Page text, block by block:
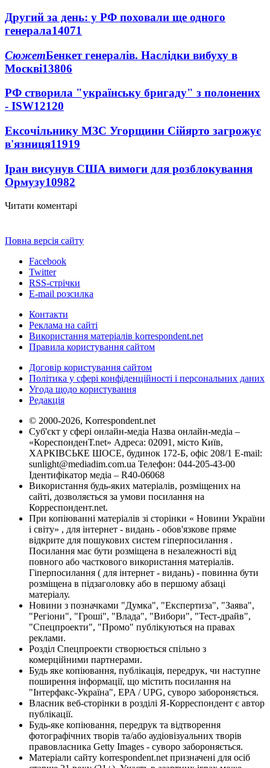
Другий за день: у РФ поховали ще одного
генерала14071
СюжетБенкет генералів. Наслідки вибуху в
Москві13806
РФ створила "українську бригаду" з полонених
- ISW12120
Ексочільнику МЗС Угорщини Сійярто загрожує
в'язниця11919
Іран висунув США вимоги для розблокування
Ормузу10982
Читати коментарі
Повна версія сайту
Facebook
Twitter
RSS-стрічки
E-mail розсилка
Контакти
Реклама на сайті
Використання матеріалів korrespondent.net
Правила користування сайтом
Договір користування сайтом
Політика у сфері конфіденційності і персональних даних
Угода щодо користування
Редакція
© 2000-2026, Korrespondent.net
Суб'єкт у сфері онлайн-медіа Назва онлайн-медіа –
«КореспонденТ.net» Адреса: 02091, місто Київ,
ХАРКІВСЬКЕ ШОСЕ, будинок 172-Б, офіс 208/1 E-mail:
sunlight@mediadim.com.ua Телефон: 044-205-43-00
Ідентифікатор медіа – R40-06068
Використання будь-яких матеріалів, розміщених на
сайті, дозволяється за умови посилання на
Корреспондент.net.
При копіюванні матеріалів зі сторінки « Новини України
і світу» , для інтернет - видань - обов'язкове пряме
відкрите для пошукових систем гіперпосилання .
Посилання має бути розміщена в незалежності від
повного або часткового використання матеріалів.
Гіперпосилання ( для інтернет - видань) - повинна бути
розміщена в підзаголовку або в першому абзаці
матеріалу.
Новини з позначками "Думка", "Експертиза", "Заява",
"Регіони", "Гроші", "Влада", "Вибори", "Тест-драйв",
"Спецпроекти", "Промо" публікуються на правах
реклами.
Розділ Спецпроекти створюється спільно з
комерційними партнерами.
Будь яке копіювання, публікація, передрук, чи наступне
поширення інформації, що містить посилання на
"Інтерфакс-Україна", EPA / UPG, суворо забороняється.
Власник веб-сторінки в розділі Я-Корреспондент є автор
публікації.
Будь-яке копіювання, передрук та відтворення
фотографічних творів та/або аудіовізуальних творів
правовласника Getty Images - суворо забороняється.
Матеріали сайту korrespondent.net призначені для осіб